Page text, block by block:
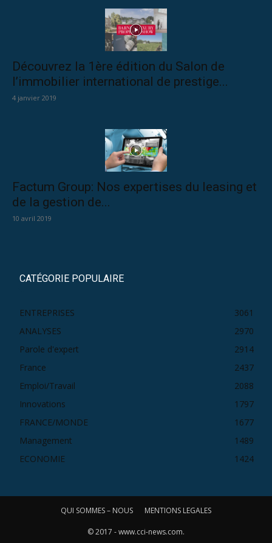
Découvrez la 1ère édition du Salon de
l’immobilier international de prestige...
4 janvier 2019
Factum Group: Nos expertises du leasing et
de la gestion de...
10 avril 2019
CATÉGORIE POPULAIRE
ENTREPRISES
3061
ANALYSES
2970
Parole d'expert
2914
France
2437
Emploi/Travail
2088
Innovations
1797
FRANCE/MONDE
1677
Management
1489
ECONOMIE
1424
QUI SOMMES – NOUS MENTIONS LEGALES
© 2017 - www.cci-news.com.